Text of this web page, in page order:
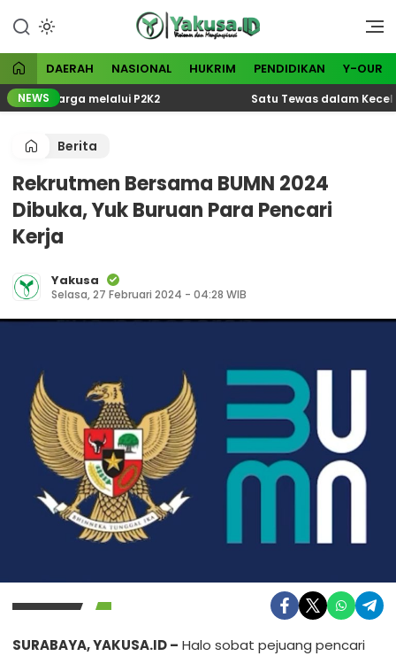
konten
Yakusa
Visioner dan Menginspirasi
DAERAH NASIONAL HUKRIM PENDIDIKAN Y-OUR
NEWS
Keluarga melalui P2K2 Satu Tewas dalam
Berita
Rekrutmen Bersama BUMN 2024
Dibuka, Yuk Buruan Para Pencari
Kerja
Yakusa
Selasa, 27 Februari 2024 - 04:28 WIB
SURABAYA, YAKUSA.ID – Halo sobat pejuang pencari